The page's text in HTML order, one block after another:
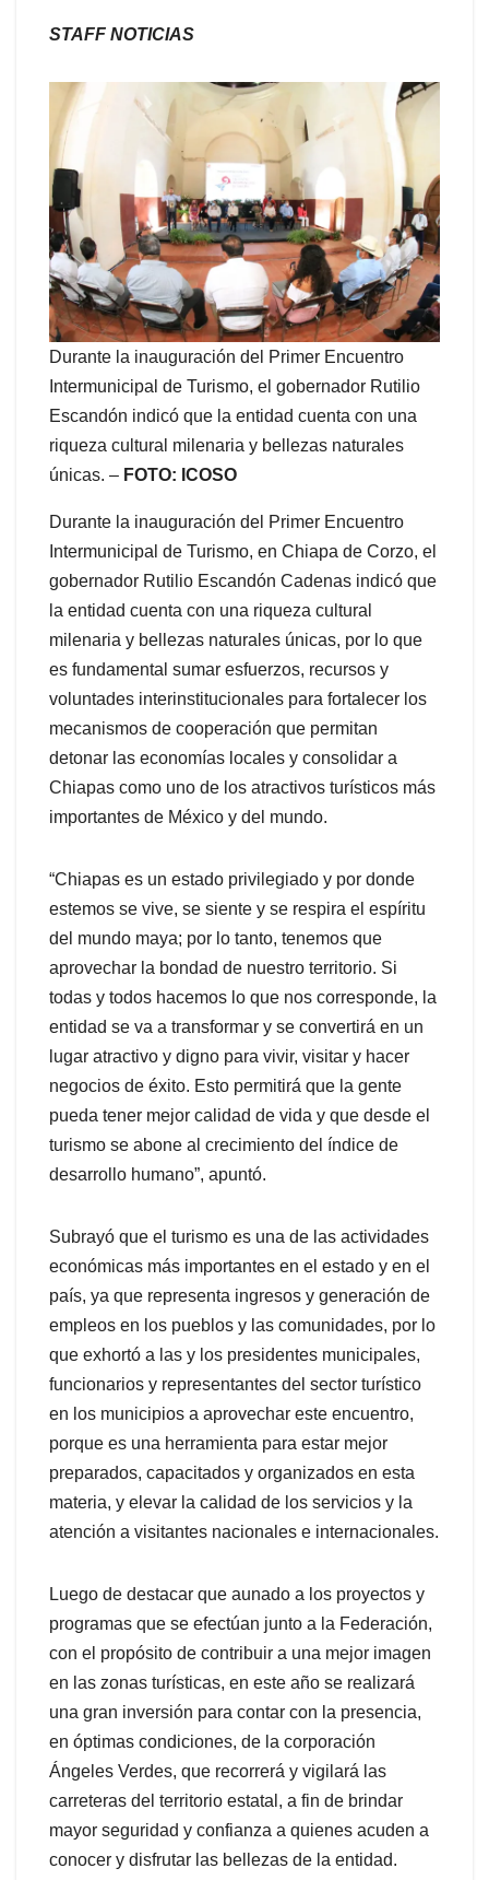
STAFF NOTICIAS
Durante la inauguración del Primer Encuentro
Intermunicipal de Turismo, el gobernador Rutilio
Escandón indicó que la entidad cuenta con una
riqueza cultural milenaria y bellezas naturales
únicas. – FOTO: ICOSO
Durante la inauguración del Primer Encuentro
Intermunicipal de Turismo, en Chiapa de Corzo, el
gobernador Rutilio Escandón Cadenas indicó que
la entidad cuenta con una riqueza cultural
milenaria y bellezas naturales únicas, por lo que
es fundamental sumar esfuerzos, recursos y
voluntades interinstitucionales para fortalecer los
mecanismos de cooperación que permitan
detonar las economías locales y consolidar a
Chiapas como uno de los atractivos turísticos más
importantes de México y del mundo.
“Chiapas es un estado privilegiado y por donde
estemos se vive, se siente y se respira el espíritu
del mundo maya; por lo tanto, tenemos que
aprovechar la bondad de nuestro territorio. Si
todas y todos hacemos lo que nos corresponde, la
entidad se va a transformar y se convertirá en un
lugar atractivo y digno para vivir, visitar y hacer
negocios de éxito. Esto permitirá que la gente
pueda tener mejor calidad de vida y que desde el
turismo se abone al crecimiento del índice de
desarrollo humano”, apuntó.
Subrayó que el turismo es una de las actividades
económicas más importantes en el estado y en el
país, ya que representa ingresos y generación de
empleos en los pueblos y las comunidades, por lo
que exhortó a las y los presidentes municipales,
funcionarios y representantes del sector turístico
en los municipios a aprovechar este encuentro,
porque es una herramienta para estar mejor
preparados, capacitados y organizados en esta
materia, y elevar la calidad de los servicios y la
atención a visitantes nacionales e internacionales.
Luego de destacar que aunado a los proyectos y
programas que se efectúan junto a la Federación,
con el propósito de contribuir a una mejor imagen
en las zonas turísticas, en este año se realizará
una gran inversión para contar con la presencia,
en óptimas condiciones, de la corporación
Ángeles Verdes, que recorrerá y vigilará las
carreteras del territorio estatal, a fin de brindar
mayor seguridad y confianza a quienes acuden a
conocer y disfrutar las bellezas de la entidad.